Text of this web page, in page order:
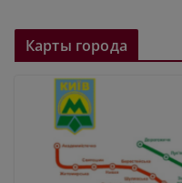
Карты города